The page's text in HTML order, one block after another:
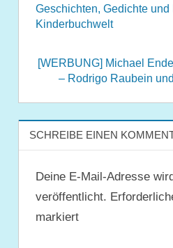
Geschichten, Gedichte und
Kinderbuchwelt
[WERBUNG] Michael
– Rodrigo Raubein
SCHREIBE EINEN
Deine E-Mail-Adresse
veröffentlicht.
markiert